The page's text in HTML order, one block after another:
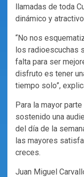
llamadas de toda
dinámico y
“No nos
los radioescuchas
falta para ser
disfruto es tener
tiempo solo”,
Para la mayor
sostenido una
del día de la
las mayores
creces.
Juan Miguel